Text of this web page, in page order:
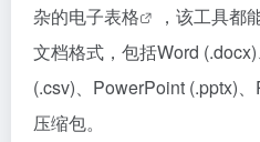
杂的电子表格
，该工具都
文档格式，包括Word
(.csv)、PowerPoint (.pptx)
压缩包。